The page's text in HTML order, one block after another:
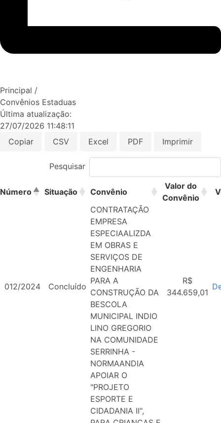
Principal /
Convênios Estaduas
Última atualização:
27/07/2026 11:48:11
Copiar
CSV Excel PDF Imprimir
Pesquisar
Número Situação Convênio
Valor do
Convênio
012/2024 Concluído
CONTRATAÇÃO
EMPRESA
ESPECIAALIZDA
EM OBRAS E
SERVIÇOS DE
ENGENHARIA
PARA A
CONSTRUÇÃO DA
BESCOLA
MUNICIPAL INDIO
LINO GREGORIO
NA COMUNIDADE
SERRINHA -
NORMAANDIA
R$
344.659,01
APOIAR O
"PROJETO
ESPORTE E
CIDADANIA II",